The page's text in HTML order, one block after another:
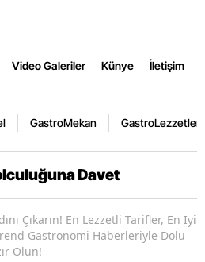
Video Galeriler Künye İletişim
GastroMekan GastroLezzetler
Davet
Çıkarın! En Lezzetli Tarifler, En İyi
Gastronomi Haberleriyle Dolu
Olun!